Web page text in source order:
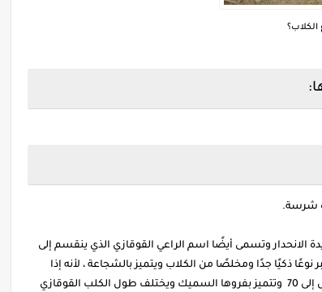
الكلاب؟
شرسة.
الانحدار وتسمى أيضًا اسم الراعي القوقازي الذي ينقسم إلى
ذكيًا جدًا ومخلصًا من الكلاب ويتميز بالشجاعة ، لأنه إذا
شعر بتهديد له أو لمالكه ، فإنه يدافع عن الموت ويصل وزنه الهائل إلى 70 وتتميز بفروها السميك ويختلف طول الكلب القوقازي